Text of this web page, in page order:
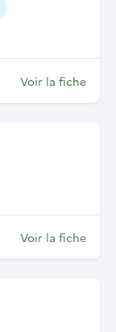
Voir la fiche
Voir la fiche